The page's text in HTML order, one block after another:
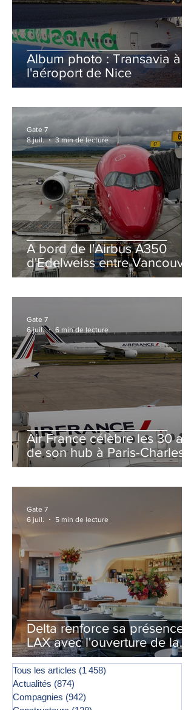
Album photo : Transavia à
l'aéroport de Nice
A bord de l'Airbus A350
d'Edelweiss entre Vancouver
et Zurich
Gate 7
8 juil.
3 min de lecture
Air France célèbre les 30 ans
de son hub à Paris-Charles
de Gaulle
Gate 7
6 juil.
6 min de lecture
Delta renforce sa présence à
LAX avec l'ouverture de la
première phase d'un second
salon Delta One
Gate 7
6 juil.
5 min de lecture
Tous les articles (1 458)
Actualités (874)
Compagnies (942)